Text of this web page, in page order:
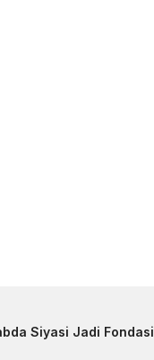
Siyasi Jadi Fondasi